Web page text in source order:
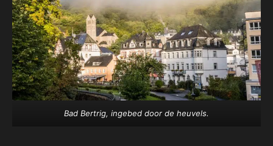
Bad Bertrig, ingebed door de heuvels.